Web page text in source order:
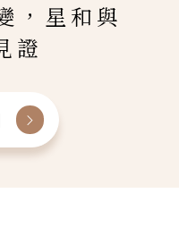
，星和與
證